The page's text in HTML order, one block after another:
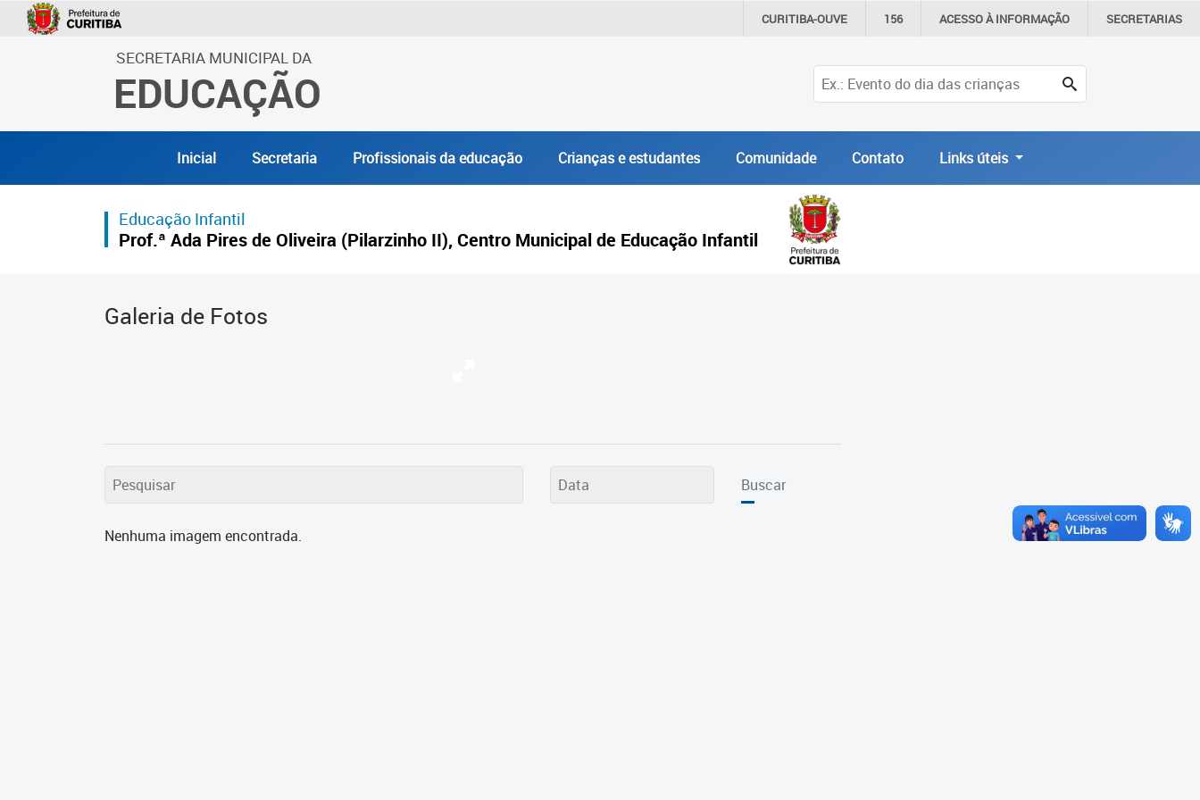
CURITIBA-OUVE 156 ACESSO ÀINFORMAÇÃO SECRETARIAS
SECRETARIA MUNICIPAL DA
EDUCAÇÃO
Inicial Secretaria Profissionais da educação Crianças e estudantes Comunidade Contato Links úteis
Educação Infantil
Prof.ª Ada Pires de Oliveira (Pilarzinho II), Centro Municipal de Educação Infantil
Galeria de Fotos
Buscar
Nenhuma imagem encontrada.